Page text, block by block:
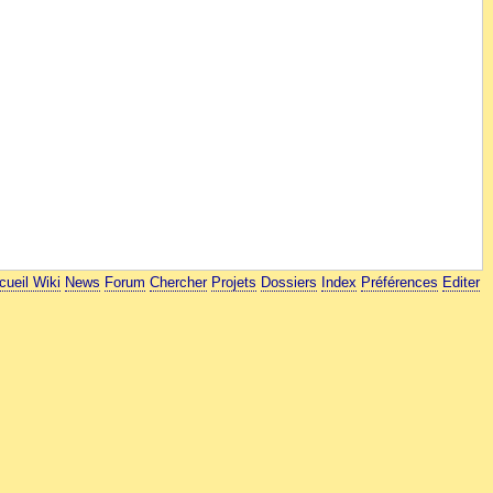
Wiki News Forum Chercher Projets Dossiers Index Préférences Editer